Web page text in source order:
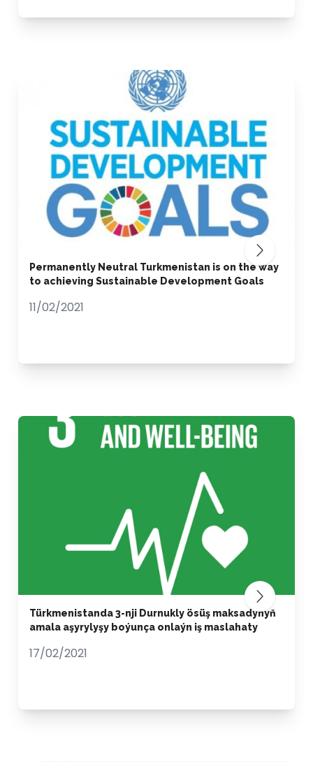
Permanently Neutral Turkmenistan is on the way
to achieving Sustainable Development Goals
11/02/2021
Türkmenistanda 3-nji Durnukly ösüş maksadynyň
amala aşyrylyşy boýunça onlaýn iş maslahaty
17/02/2021